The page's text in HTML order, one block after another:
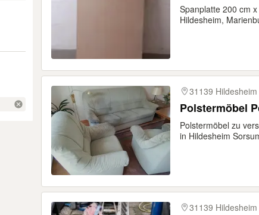
Spanplatte 200 cm
Hildesheim,
31139 Hildesheim
Polstermöbel
Polstermöbel zu
in Hildesheim
31139 Hildesheim